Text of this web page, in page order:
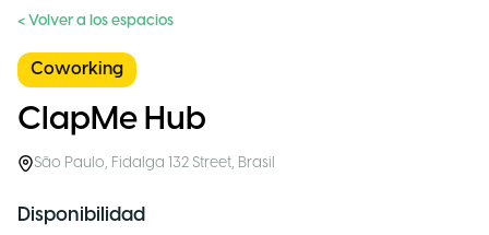
< Volver a los espacios
Coworking
ClapMe Hub
São Paulo, Fidalga 132 Street, Brasil
Disponibilidad